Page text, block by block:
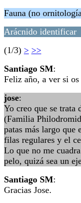
Fauna (no
Arácnido identificar
(1/3) > >>
Santiago SM:
Feliz año, a ver si os
jose:
Yo creo que se trata
(Familia
patas más largo que
filas regulares y el
Lo que no me
pelo, quizá sea un
Santiago SM:
Gracias Jose.